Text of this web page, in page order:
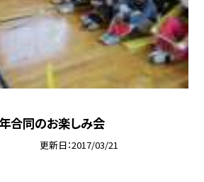
年合同のお楽しみ会
更新日 2017/03/21